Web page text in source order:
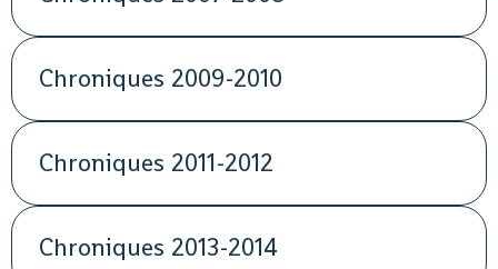
Chroniques 2009-2010
Chroniques 2011-2012
Chroniques 2013-2014